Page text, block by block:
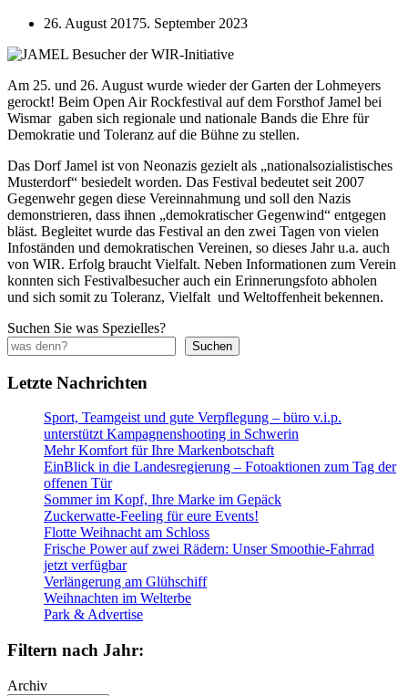
26. August 20175. September 2023
Am 25. und 26. August wurde wieder der Garten der Lohmeyers
gerockt! Beim Open Air Rockfestival auf dem Forsthof Jamel bei
Wismar gaben sich regionale und nationale Bands die Ehre für
Demokratie und Toleranz auf die Bühne zu stellen.
Das Dorf Jamel ist von Neonazis gezielt als „nationalsozialistisches
Musterdorf“ besiedelt worden. Das Festival bedeutet seit 2007
Gegenwehr gegen diese Vereinnahmung und soll den Nazis
demonstrieren, dass ihnen „demokratischer Gegenwind“ entgegen
bläst. Begleitet wurde das Festival an den zwei Tagen von vielen
Infoständen und demokratischen Vereinen, so dieses Jahr u.a. auch
von WIR. Erfolg braucht Vielfalt. Neben Informationen zum Verein
konnten sich Festivalbesucher auch ein Erinnerungsfoto abholen
und sich somit zu Toleranz, Vielfalt und Weltoffenheit bekennen.
Suchen Sie was Spezielles?
Suchen
Letzte Nachrichten
Sport, Teamgeist und gute Verpflegung – büro v.i.p.
unterstützt Kampagnenshooting in Schwerin
Mehr Komfort für Ihre Markenbotschaft
EinBlick in die Landesregierung – Fotoaktionen zum Tag der
offenen Tür
Sommer im Kopf, Ihre Marke im Gepäck
Zuckerwatte-Feeling für eure Events!
Flotte Weihnacht am Schloss
Frische Power auf zwei Rädern: Unser Smoothie-Fahrrad
jetzt verfügbar
Verlängerung am Glühschiff
Weihnachten im Welterbe
Park & Advertise
Filtern nach Jahr:
Archiv